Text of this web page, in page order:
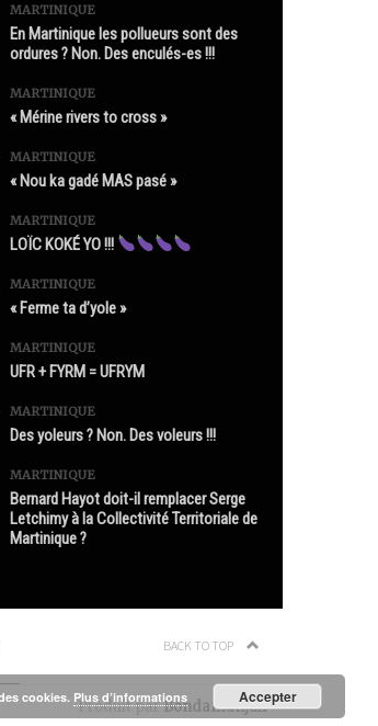
MARTINIQUE
En Martinique les pollueurs sont des
ordures ? Non. Des enculés-es !!!
MARTINIQUE
« Mérine rivers to cross »
MARTINIQUE
« Nou ka gadé MAS pasé »
MARTINIQUE
LOÏC KOKÉ YO !!!
MARTINIQUE
« Ferme ta d’yole »
MARTINIQUE
UFR + FYRM = UFRYM
MARTINIQUE
Des yoleurs ? Non. Des voleurs !!!
MARTINIQUE
Bernard Hayot doit-il remplacer Serge
Letchimy à la Collectivité Territoriale de
Martinique ?
BACK TO TOP
Produit parBondamanjak
cookies. Plus d’informations Accepter